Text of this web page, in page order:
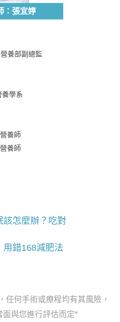
：張宜婷
養部副總監
養學系
養師
養師
該怎麼辦？吃對
用錯168減肥法
任何手術或療程均有其風險，
面與您進行評估而定*